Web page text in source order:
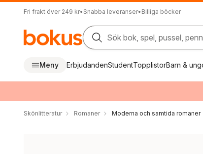
Fri frakt över 249 kr• Snabba leveranser• Billiga böcker
Sök bok, spel, pussel,
Meny ErbjudandenStudentTopplistorBarn &
Skönlitteratur Romaner Moderna och samtida romaner